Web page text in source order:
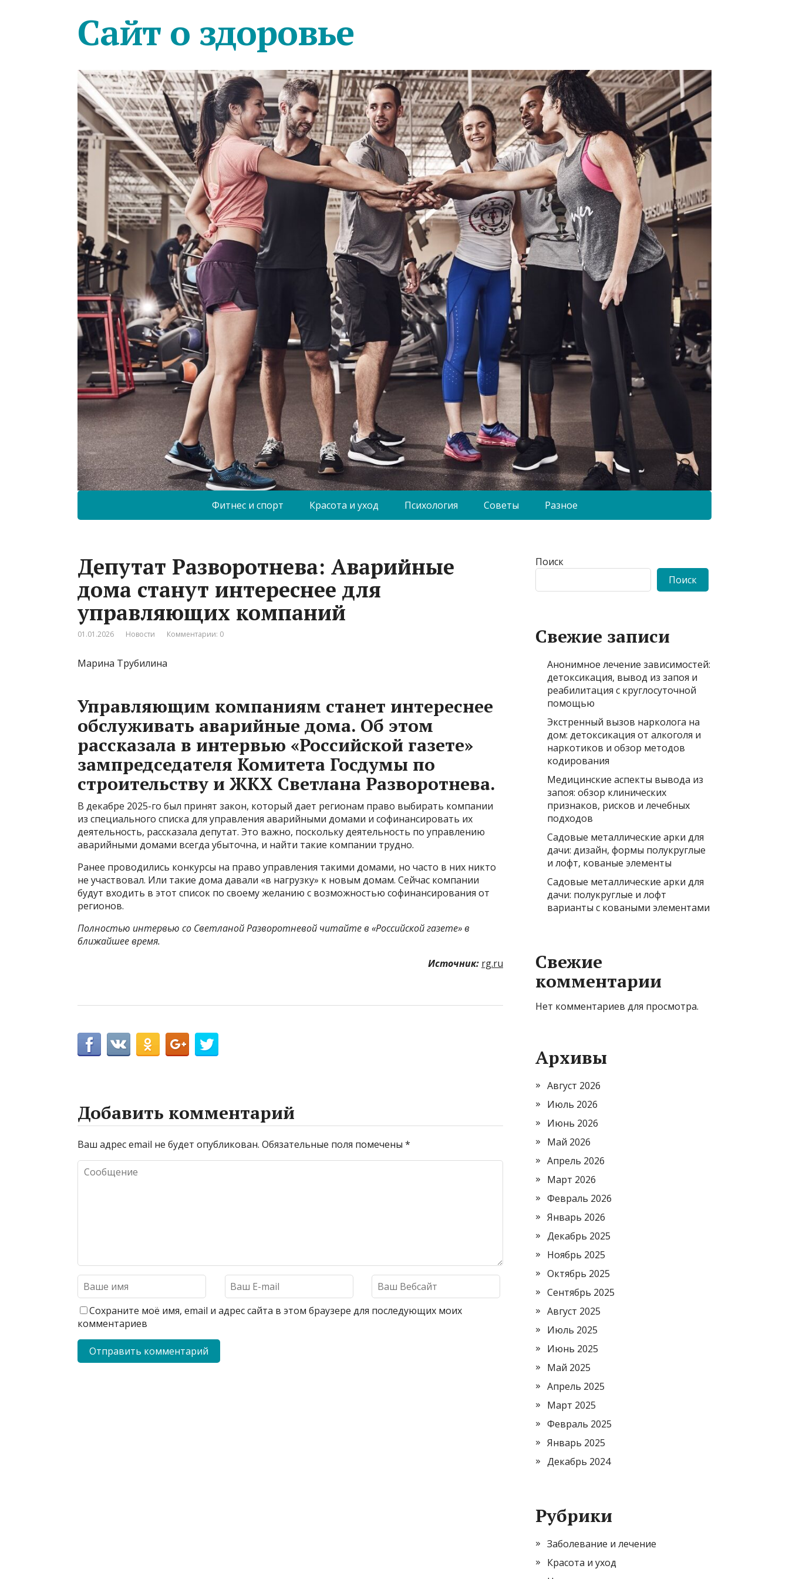
Сайт о здоровье
Фитнес и спорт Красота и уход Психология Советы Разное
Депутат Разворотнева: Аварийные
дома станут интереснее для
управляющих компаний
01.01.2026 Новости Комментарии: 0
Марина Трубилина
Управляющим компаниям станет интереснее
обслуживать аварийные дома. Об этом
рассказала в интервью «Российской газете»
зампредседателя Комитета Госдумы по
строительству и ЖКХ Светлана Разворотнева.
В декабре 2025-го был принят закон, который дает регионам право выбирать компании
из специального списка для управления аварийными домами и софинансировать их
деятельность, рассказала депутат. Это важно, поскольку деятельность по управлению
аварийными домами всегда убыточна, и найти такие компании трудно.
Ранее проводились конкурсы на право управления такими домами, но часто в них никто
не участвовал. Или такие дома давали «в нагрузку» к новым домам. Сейчас компании
будут входить в этот список по своему желанию с возможностью софинансирования от
регионов.
Полностью интервью со Светланой Разворотневой читайте в «Российской газете» в
ближайшее время.
Источник: rg.ru
Добавить комментарий
Ваш адрес email не будет опубликован. Обязательные поля помечены *
Сохраните моё имя, email и адрес сайта в этом браузере для последующих моих
комментариев
Поиск
Поиск
Свежие записи
Анонимное лечение зависимостей:
детоксикация, вывод из запоя и
реабилитация с круглосуточной
помощью
Экстренный вызов нарколога на
дом: детоксикация от алкоголя и
наркотиков и обзор методов
кодирования
Медицинские аспекты вывода из
запоя: обзор клинических
признаков, рисков и лечебных
подходов
Садовые металлические арки для
дачи: дизайн, формы полукруглые
и лофт, кованые элементы
Садовые металлические арки для
дачи: полукруглые и лофт
варианты с коваными элементами
Свежие
комментарии
Нет комментариев для просмотра.
Архивы
Август 2026
Июль 2026
Июнь 2026
Май 2026
Апрель 2026
Март 2026
Февраль 2026
Январь 2026
Декабрь 2025
Ноябрь 2025
Октябрь 2025
Сентябрь 2025
Август 2025
Июль 2025
Июнь 2025
Май 2025
Апрель 2025
Март 2025
Февраль 2025
Январь 2025
Декабрь 2024
Рубрики
Заболевание и лечение
Красота и уход